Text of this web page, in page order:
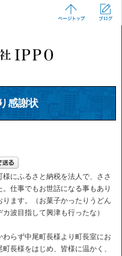
感謝状
にふるさと納税を法人で、ささ
仕事でもお世話になる事もあり
ます。（お菓子かったりうどん
波目指して興津も行ったな）
らず中尾町長様より町長室にお
長様をはじめ、皆様に温かく、